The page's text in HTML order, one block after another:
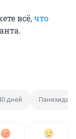
всё,что
дней Панихида